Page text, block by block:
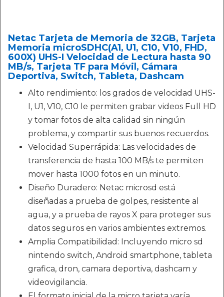
Netac Tarjeta de Memoria de 32GB, Tarjeta
Memoria microSDHC(A1, U1, C10, V10, FHD,
600X) UHS-I Velocidad de Lectura hasta 90
MB/s, Tarjeta TF para Móvil, Cámara
Deportiva, Switch, Tableta, Dashcam
Alto rendimiento: los grados de velocidad UHS-
I, U1, V10, C10 le permiten grabar videos Full HD
y tomar fotos de alta calidad sin ningún
problema, y ​​compartir sus buenos recuerdos.
Velocidad Superrápida: Las velocidades de
transferencia de hasta 100 MB/s te permiten
mover hasta 1000 fotos en un minuto.
Diseño Duradero: Netac microsd está
diseñadas a prueba de golpes, resistente al
agua, y a prueba de rayos X para proteger sus
datos seguros en varios ambientes extremos.
Amplia Compatibilidad: Incluyendo micro sd
nintendo switch, Android smartphone, tableta
grafica, dron, camara deportiva, dashcam y
videovigilancia.